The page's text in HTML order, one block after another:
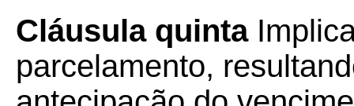
Cláusula quinta
parcelamento,